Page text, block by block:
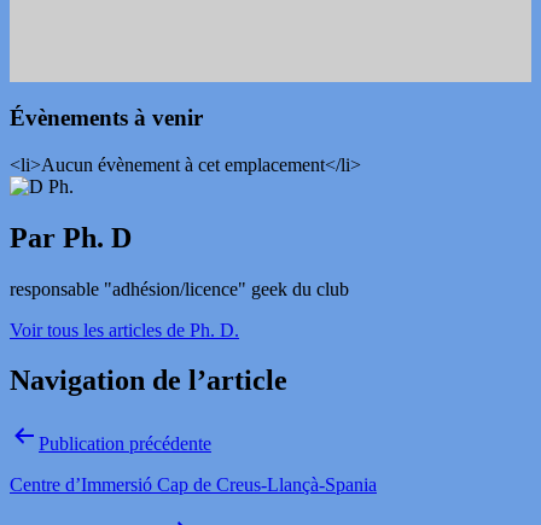
Évènements à venir
<li>Aucun évènement à cet emplacement</li>
Par Ph. D
responsable "adhésion/licence" geek du club
Voir tous les articles de Ph. D.
Navigation de l’article
Publication précédente
Centre d’Immersió Cap de Creus-Llançà-Spania